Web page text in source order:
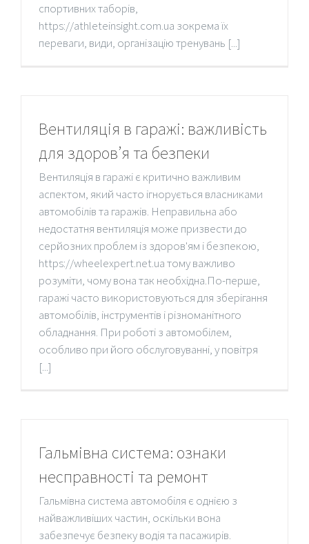
спортивних таборів,
https://athleteinsight.com.ua зокрема їх
переваги, види, організацію тренувань [...]
Вентиляція в гаражі: важливість
для здоров’я та безпеки
Вентиляція в гаражі є критично важливим
аспектом, який часто ігнорується власниками
автомобілів та гаражів. Неправильна або
недостатня вентиляція може призвести до
серйозних проблем із здоров'ям і безпекою,
https://wheelexpert.net.ua тому важливо
розуміти, чому вона так необхідна.По-перше,
гаражі часто використовуються для зберігання
автомобілів, інструментів і різноманітного
обладнання. При роботі з автомобілем,
особливо при його обслуговуванні, у повітря
[...]
Гальмівна система: ознаки
несправності та ремонт
Гальмівна система автомобіля є однією з
найважливіших частин, оскільки вона
забезпечує безпеку водія та пасажирів.